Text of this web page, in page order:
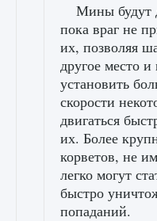
Мины будут
пока враг не
их, позволяя
другое место
установить
скорости
двигаться
их. Более
корветов, не
легко могут
быстро
попаданий.